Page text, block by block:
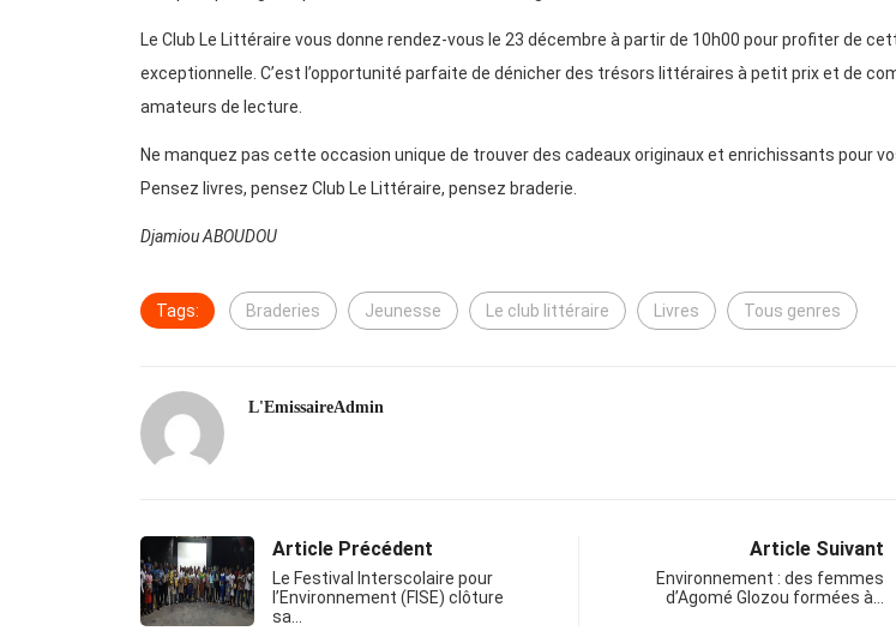
Le Club Le Littéraire vous donne rendez-vous le 23 décembre à partir de 10h00 pour profiter de
exceptionnelle. C’est l’opportunité parfaite de dénicher des trésors littéraires à petit prix et de
amateurs de lecture.
Ne manquez pas cette occasion unique de trouver des cadeaux originaux et enrichissants pour
Pensez livres, pensez Club Le Littéraire, pensez braderie.
Djamiou ABOUDOU
Tags: Braderies Jeunesse Le club littéraire Livres Tous genres
L'EmissaireAdmin
Article Précédent
Le Festival Interscolaire pour
l’Environnement (FISE) clôture
sa…
Article Suivant
Environnement : des femmes
d’Agomé Glozou formées à…